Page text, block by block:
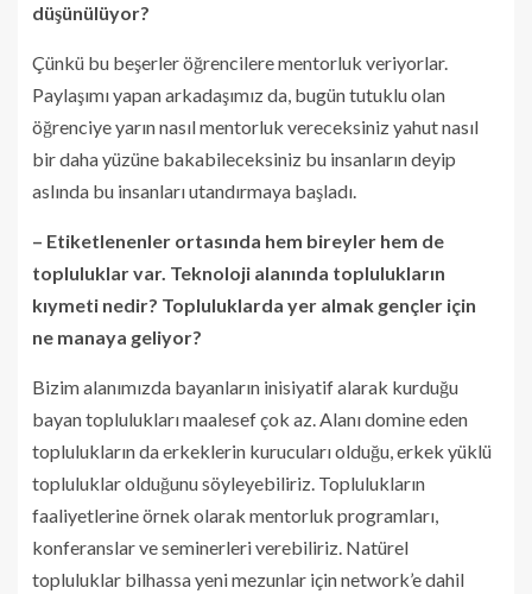
düşünülüyor?
Çünkü bu beşerler öğrencilere mentorluk veriyorlar.
Paylaşımı yapan arkadaşımız da, bugün tutuklu olan
öğrenciye yarın nasıl mentorluk vereceksiniz yahut nasıl
bir daha yüzüne bakabileceksiniz bu insanların deyip
aslında bu insanları utandırmaya başladı.
– Etiketlenenler ortasında hem bireyler hem de
topluluklar var. Teknoloji alanında toplulukların
kıymeti nedir? Topluluklarda yer almak gençler için
ne manaya geliyor?
Bizim alanımızda bayanların inisiyatif alarak kurduğu
bayan toplulukları maalesef çok az. Alanı domine eden
toplulukların da erkeklerin kurucuları olduğu, erkek yüklü
topluluklar olduğunu söyleyebiliriz. Toplulukların
faaliyetlerine örnek olarak mentorluk programları,
konferanslar ve seminerleri verebiliriz. Natürel
topluluklar bilhassa yeni mezunlar için network’e dahil